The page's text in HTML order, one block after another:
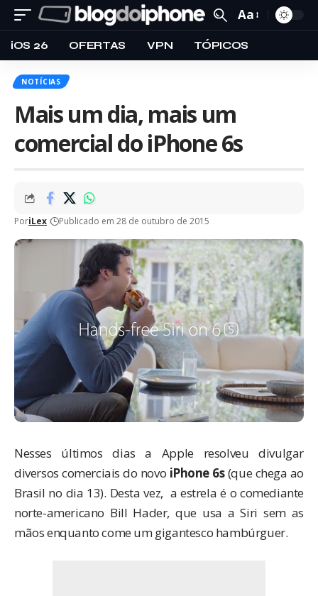
Aa
iOS 26 OFERTAS VPN TÓPICOS
NOTÍCIAS
Mais um dia, mais um
comercial do iPhone 6s
PoriLex Publicado em 28 de outubro de 2015
Nesses últimos dias a Apple resolveu divulgar
diversos comerciais do novo iPhone 6s(que chega ao
Brasil no dia 13). Desta vez, a estrela é o comediante
norte-americano Bill Hader, que usa a Siri sem as
mãos enquanto come um gigantesco hambúrguer.